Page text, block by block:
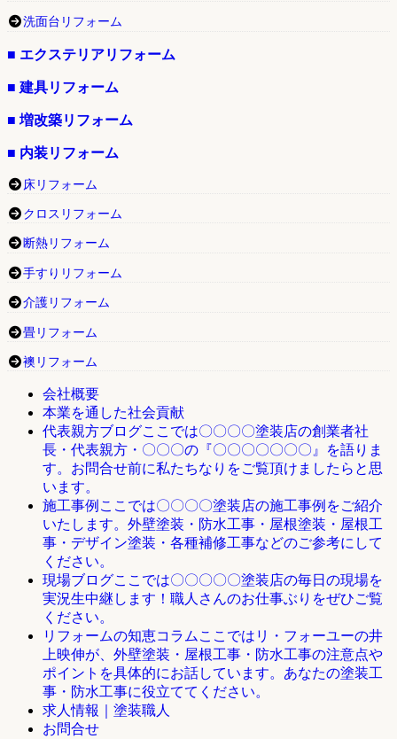
洗面台リフォーム
■ エクステリアリフォーム
■ 建具リフォーム
■ 増改築リフォーム
■ 内装リフォーム
床リフォーム
クロスリフォーム
断熱リフォーム
手すりリフォーム
介護リフォーム
畳リフォーム
襖リフォーム
会社概要
本業を通した社会貢献
代表親方ブログここでは〇〇〇〇塗装店の創業者社
長・代表親方・〇〇〇の『〇〇〇〇〇〇〇』を語りま
す。お問合せ前に私たちなりをご覧頂けましたらと思
います。
施工事例 ここでは〇〇〇〇塗装店の施工事例をご紹介
いたします。外壁塗装・防水工事・屋根塗装・屋根工
事・デザイン塗装・各種補修工事などのご参考にして
ください。
現場ブログここでは〇〇〇〇〇塗装店の毎日の現場を
実況生中継します！職人さんのお仕事ぶりをぜひご覧
ください。
リフォームの知恵コラム ここではリ・フォーユーの井
上映伸が、外壁塗装・屋根工事・防水工事の注意点や
ポイントを具体的にお話しています。あなたの塗装工
事・防水工事に役立ててください。
求人情報｜塗装職人
お問合せ